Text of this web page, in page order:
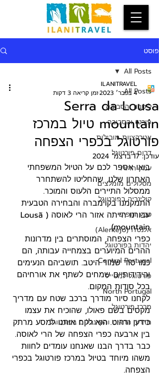
פוסט
All Posts
ליסבון והסביבה
פורטו והסביבה
אטרקציות מובילות
דרום פורטוגל
עמק הדורו
מסלולים מומלצים
קולינריה בפורטוגל
טבע ונופים
אלנטז'ו (Alentejo)
יהדות בפורטוגל
Central Portugal
פורטוגל למטייל
North Portugal
מרכז פורטוגל
מדריך החגים והקרנבלים בפורטוגל
All Posts
Serra da Lousa
mountain טיול במרכז
פורטוגל בכפרי הצפחה
ILANITRAVEL
4 בפבר׳ 2023
זמן קריאה 3 דקות
עודכן:17 בדצמ׳ 2024
בואו אספר לכם על הטיול המשפחתי
האחרון שלנו, שהחליטו להשתחרר
ממסלול התיירים הלעוס והמוכר.
התמקמנו בקוימברה והבחירה הטבעית
עבורנו הייתה אזור הרי לאוסה (Lousã
mountain).
כפרי הצפחה, המוסתרים בין מדרונות
ההרים המיוערים בצמחייה עבותה, הם
כמו סוד שמור היטב. תושביהם הנעימים
והידידותיים שמחים לשתף את אורחיהם
בכל סודות המקום.
לקחנו סיור מודרך ברכב שטח עם מדריך
מקסים בשם פאולו, שהוכיח את עצמו
כידען ורהוט. הוא לקח אותנו למסע מרתק
בין ארבעה כפרי הצפחה של הרי לאוסה.
כבר בדרך הבנו שאנחנו עומדים לחוות
משהו מיוחד בטיול במרכז פורטוגל בכפרי
הצפחה.